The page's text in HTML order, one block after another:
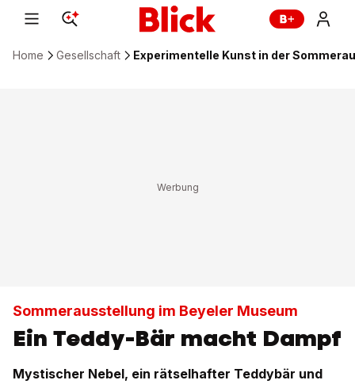
Home Gesellschaft Experimentelle Kunst in der
Sommerausstellung im Beyeler Museum
Ein Teddy-Bär macht Dampf
Mystischer Nebel, ein rätselhafter Teddybär und